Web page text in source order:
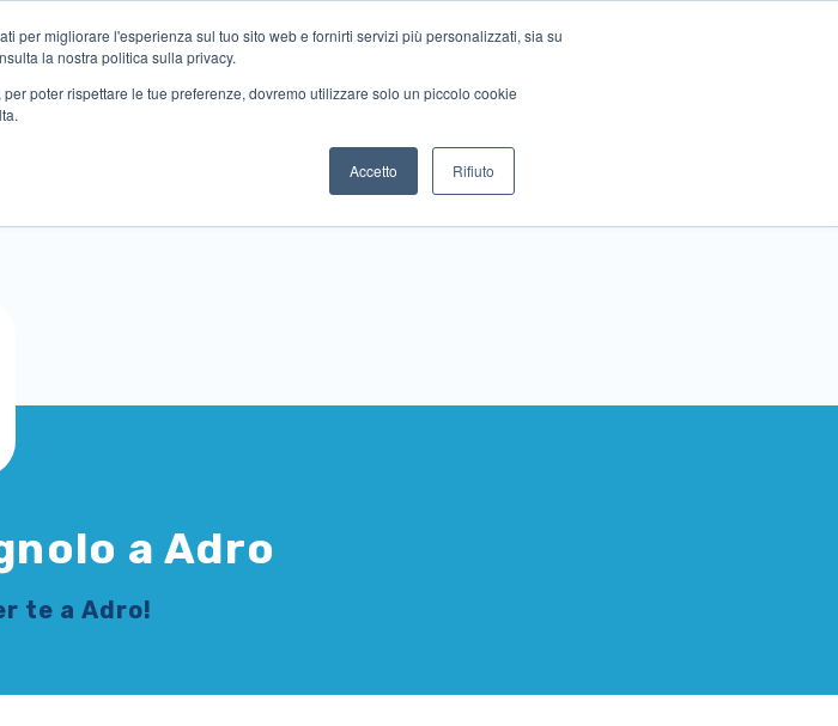
per migliorare l'esperienza sul tuo sito web e fornirti servizi più personalizzati, sia su
la nostra politica sulla privacy.
poter rispettare le tue preferenze, dovremo utilizzare solo un piccolo cookie
Accetto Rifiuto
a Adro
te a Adro!